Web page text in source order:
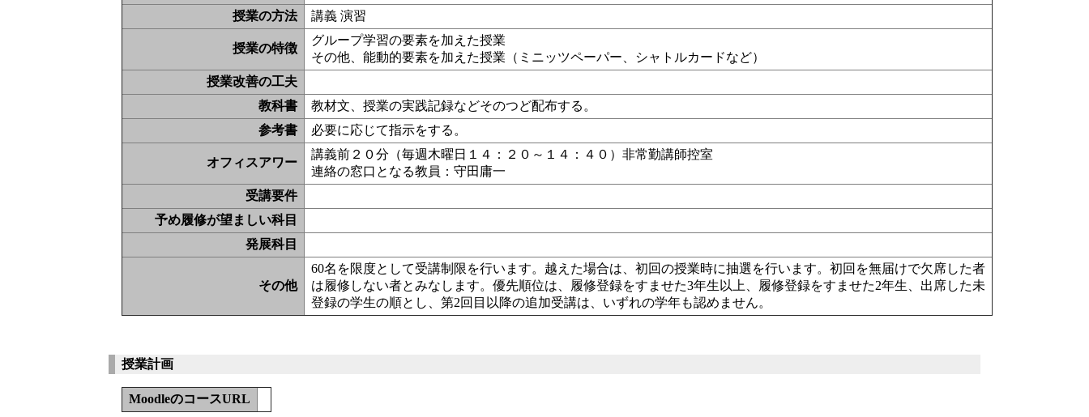
授業の方法
講義 演習
授業の特徴
グループ学習の要素を加えた授業
その他、能動的要素を加えた授業（ ミニッツペーパー、シャトルカードなど）
授業改善の工夫
教科書
教材文、授業の実践記録などそのつど配布する。
参考書
必要に応じて指示をする。
オフィスアワー
講義前２０分（毎週木曜日１４：２０～１４：４０）非常勤講師控室
連絡の窓口となる教員：守田庸一
受講要件
予め履修が望ましい科目
発展科目
その他
60名を限度として受講制限を行います。越えた場合は、初回の授業時に抽選を行います。初回を無届けで欠席した者
は履修しない者とみなします。優先順位は、履修登録をすませた3年生以上、履修登録をすませた2年生、出席した未
登録の学生の順とし、第2回目以降の追加受講は、いずれの学年も認めません。
授業計画
MoodleのコースURL